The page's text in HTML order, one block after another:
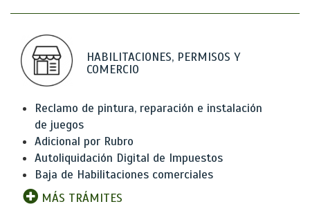
HABILITACIONES, PERMISOS Y
COMERCIO
Reclamo de pintura, reparación e instalación
de juegos
Adicional por Rubro
Autoliquidación Digital de Impuestos
Baja de Habilitaciones comerciales
MÁS TRÁMITES